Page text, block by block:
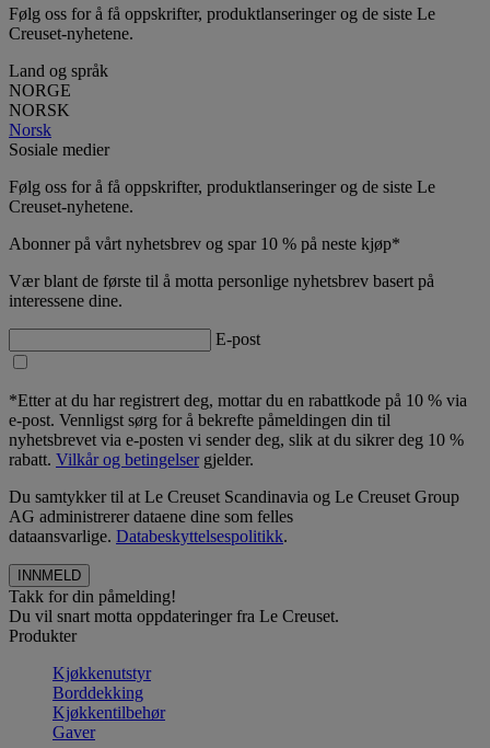
Følg oss for å få oppskrifter, produktlanseringer og de siste Le
Creuset-nyhetene.
Land og språk
NORGE
NORSK
Norsk
Sosiale medier
Følg oss for å få oppskrifter, produktlanseringer og de siste Le
Creuset-nyhetene.
Abonner på vårt nyhetsbrev og spar 10 % på neste kjøp*
Vær blant de første til å motta personlige nyhetsbrev basert på
interessene dine.
E-post
*Etter at du har registrert deg, mottar du en rabattkode på 10 % via
e-post. Vennligst sørg for å bekrefte påmeldingen din til
nyhetsbrevet via e-posten vi sender deg, slik at du sikrer deg 10 %
rabatt. Vilkår og betingelsergjelder.
Du samtykker til at Le Creuset Scandinavia og Le Creuset Group
AG administrerer dataene dine som felles
dataansvarlige. Databeskyttelsespolitikk.
Takk for din påmelding!
Du vil snart motta oppdateringer fra Le Creuset.
Produkter
Kjøkkenutstyr
Borddekking
Kjøkkentilbehør
Gaver